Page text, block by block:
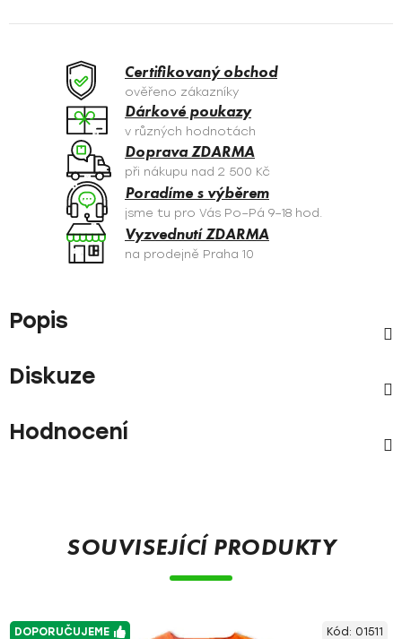
Certifikovaný obchod
ověřeno zákazníky
Dárkové poukazy
v různých hodnotách
Doprava ZDARMA
při nákupu nad 2 500 Kč
Poradíme s výběrem
jsme tu pro Vás Po–Pá 9–18 hod.
Vyzvednutí ZDARMA
na prodejně Praha 10
Popis
Diskuze
Hodnocení
SOUVISEJÍCÍ PRODUKTY
DOPORUČUJEME Kód: 01511